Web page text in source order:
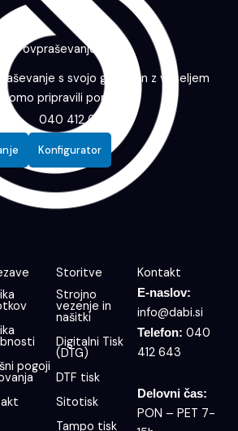
Povpraševanje
s svojo grafiko in z veseljem
bomo pripravili ponudbo.
040 412 643
Konfigurator
pogoji
Storitve
Strojno
vezenje in
našitki
Digitalni Tisk
(DTG)
DTF tisk
Sitotisk
Tampo tisk
Kontakt
E-naslov:
info@dabi.si
Telefon: 040
412 643
Delovni čas:
PON – PET 7-